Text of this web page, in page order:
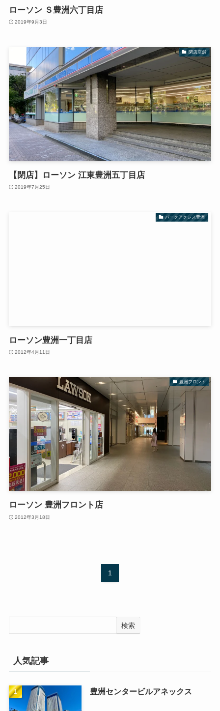
ローソン Ｓ豊洲六丁目店
2019年9月3日
閉店店舗
【閉店】ローソン 江東豊洲五丁目店
2019年7月25日
パークアクシス豊洲
ローソン豊洲一丁目店
2012年4月11日
豊洲フロント
ローソン 豊洲フロント店
2012年3月18日
1
検索
人気記事
豊洲センタービルアネックス